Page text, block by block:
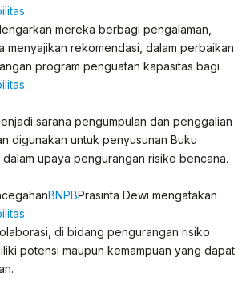
mereka berbagi pengalaman,
menyajikan rekomendasi, dalam perbaikan
program penguatan kapasitas bagi
.
sarana pengumpulan dan penggalian
digunakan untuk penyusunan Buku
dalam upaya pengurangan risiko bencana.
BNPBPrasinta Dewi mengatakan
di bidang pengurangan risiko
potensi maupun kemampuan yang dapat